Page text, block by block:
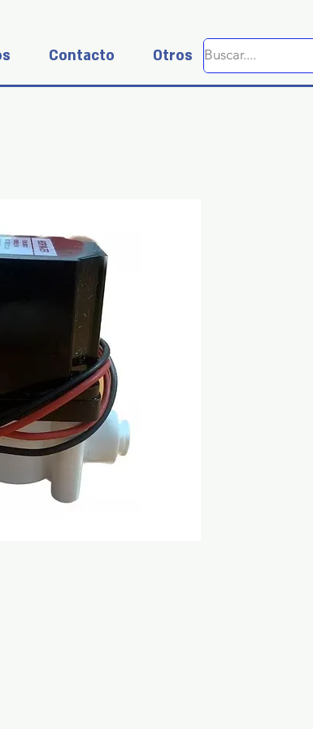
Contacto Otros